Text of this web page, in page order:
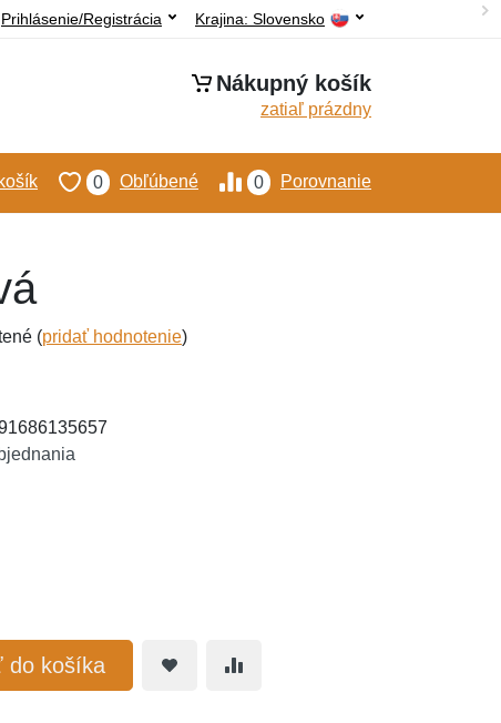
Krajina: Slovensko
Prihlásenie/Registrácia
Nákupný košík
zatiaľ prázdny
0 Porovnanie
0 Obľúbené
(pridať hodnotenie)
do košíka